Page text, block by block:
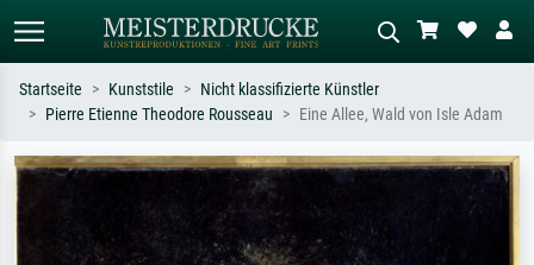
Suchen Sie nach Künstlern, Werktiteln
Sternennacht, Impressionismus, Welle
Hokusai, Akt.
Beschreiben Sie die Szene – z.B. Grüne
Wiese, Abstrakt mit viel Rot, Dunkles
Ölgemälde, Stehender Akt neben einem
Startseite Kunststile
Nicht klassifizierte Künstler
Pierre Etienne Theodore Rousseau
Eine Allee, Wald von Isle Adam